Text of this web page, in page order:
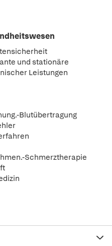
und stationäre
Leistungen
Blutübertragung
Schmerztherapie